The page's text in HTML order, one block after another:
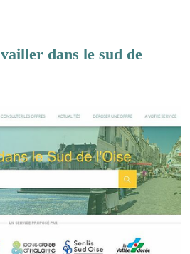
dans le sud de